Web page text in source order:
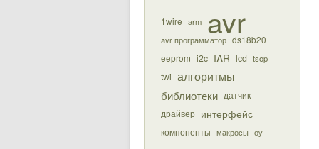
1wire arm avr
avr программатор ds18b20
eeprom i2c IAR lcd tsop
twi алгоритмы
библиотеки датчик
драйвер интерфейс
компоненты макросы оу